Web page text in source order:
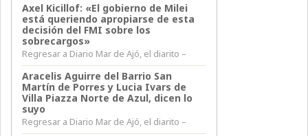
Axel Kicillof: «El gobierno de Milei
está queriendo apropiarse de esta
decisión del FMI sobre los
sobrecargos»
Regresar a Diario Mar de Ajó, el diarito –
Aracelis Aguirre del Barrio San
Martín de Porres y Lucia Ivars de
Villa Piazza Norte de Azul, dicen lo
suyo
Regresar a Diario Mar de Ajó, el diarito –